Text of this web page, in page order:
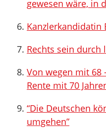
gewesen wäre, in
Kanzlerkandidatin
Rechts sein durch
Von wegen mit 68
Rente mit 70
“Die Deutschen
umgehen”